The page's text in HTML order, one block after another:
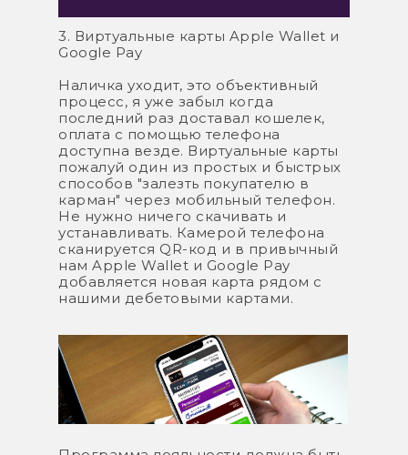
3. Виртуальные карты Apple Wallet и
Google Pay
Наличка уходит, это объективный
процесс, я уже забыл когда
последний раз доставал кошелек,
оплата с помощью телефона
доступна везде. Виртуальные карты
пожалуй один из простых и быстрых
способов "залезть покупателю в
карман" через мобильный телефон.
Не нужно ничего скачивать и
устанавливать. Камерой телефона
сканируется QR-код и в привычный
нам Apple Wallet и Google Pay
добавляется новая карта рядом с
нашими дебетовыми картами.